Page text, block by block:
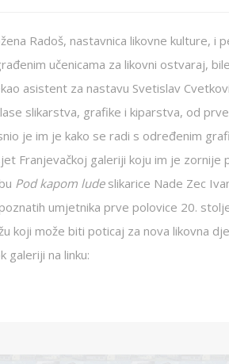
Radoš, nastavnica likovne kulture,
učenicama za likovni ostvaraj,
asistent za nastavu Svetislav
slikarstva, grafike i kiparstva, od
je im je kako se radi s određenim
Franjevačkoj galeriji koju im je zornije
Pod kapom ludeslikarice Nade Zec
umjetnika prve polovice 20.
koji može biti poticaj za nova likovna
galeriji na linku: